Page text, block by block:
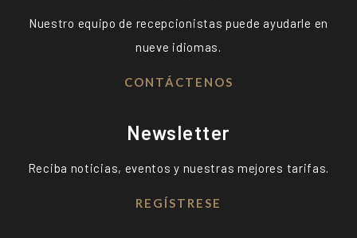
Nuestro equipo de recepcionistas puede ayudarle en
nueve idiomas.
CONTÁCTENOS
Newsletter
Reciba noticias, eventos y nuestras mejores tarifas.
REGÍSTRESE